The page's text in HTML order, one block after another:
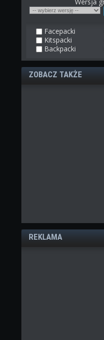
Facepacki
Kitspacki
Backpacki
ZOBACZ TAKŻE
REKLAMA